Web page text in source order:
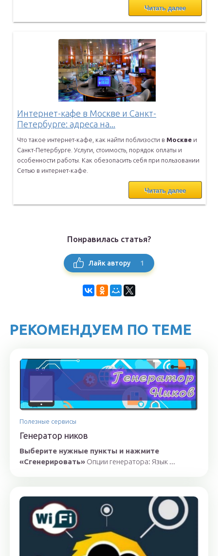
Читать далее
Интернет-кафе в Москве и Санкт-
Петербурге: адреса на...
Что такое интернет-кафе, как найти поблизости в Москве и
Санкт-Петербурге. Услуги, стоимость, порядок оплаты и
особенности работы. Как обезопасить себя при пользовании
Сетью в интернет-кафе.
Читать далее
Понравилась статья?
Лайк автору 1
РЕКОМЕНДУЕМ ПО ТЕМЕ
Полезные сервисы
Генератор ников
Выберите нужные пункты и нажмите
«Сгенерировать» Опции генератора: Язык ...